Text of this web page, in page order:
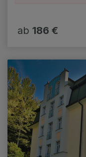
✔ 10% Rabatt
23.10.2026.
✔ Rabatt für
Nächte 5%, 7-
mehr 15%
ab 186 €